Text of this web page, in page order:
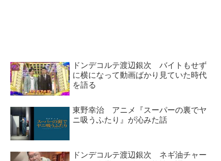
ドンデコルテ渡辺銀次 バイトもせず
に横になって動画ばかり見ていた時代
を語る
東野幸治 アニメ『スーパーの裏でヤ
ニ吸うふたり』が沁みた話
ドンデコルテ渡辺銀次 ネギ油チャー